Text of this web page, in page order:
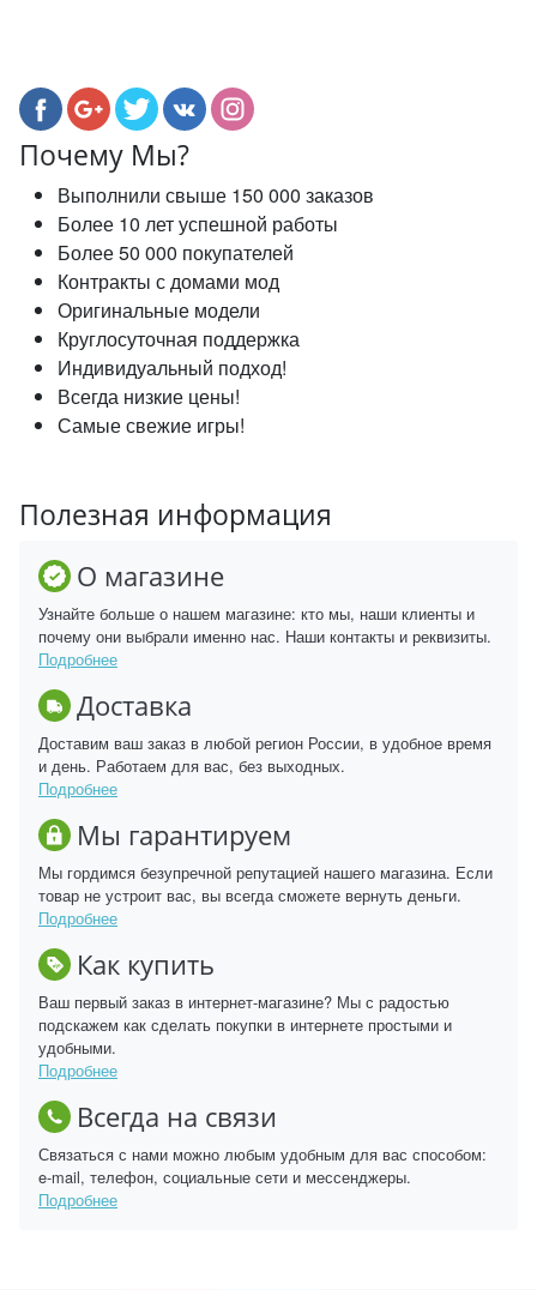
Почему Мы?
Выполнили свыше 150 000 заказов
Более 10 лет успешной работы
Более 50 000 покупателей
Контракты с домами мод
Оригинальные модели
Круглосуточная поддержка
Индивидуальный подход!
Всегда низкие цены!
Самые свежие игры!
Полезная информация
О магазине
Узнайте больше о нашем магазине: кто мы, наши клиенты и
почему они выбрали именно нас. Наши контакты и реквизиты.
Подробнее
Доставка
Доставим ваш заказ в любой регион России, в удобное время
и день. Работаем для вас, без выходных.
Подробнее
Мы гарантируем
Мы гордимся безупречной репутацией нашего магазина. Если
товар не устроит вас, вы всегда сможете вернуть деньги.
Подробнее
Как купить
Ваш первый заказ в интернет-магазине? Мы с радостью
подскажем как сделать покупки в интернете простыми и
удобными.
Подробнее
Всегда на связи
Связаться с нами можно любым удобным для вас способом:
e-mail, телефон, социальные сети и мессенджеры.
Подробнее